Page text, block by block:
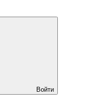
Войти